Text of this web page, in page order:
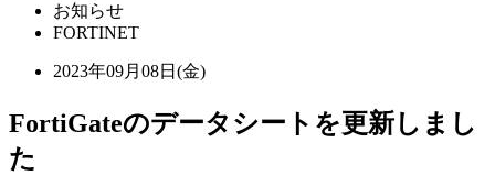
お知らせ
FORTINET
2023年09月08日(金)
FortiGateのデータシートを更新しまし
た